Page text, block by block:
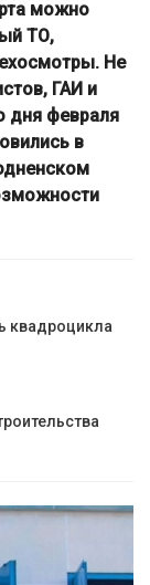
можно
ТО,
Не
ГАИ и
дня февраля
в
квадроцикла